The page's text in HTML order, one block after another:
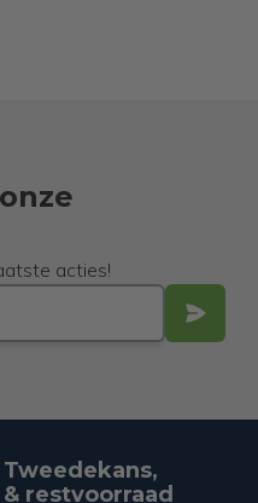
acties!
restvoorraad